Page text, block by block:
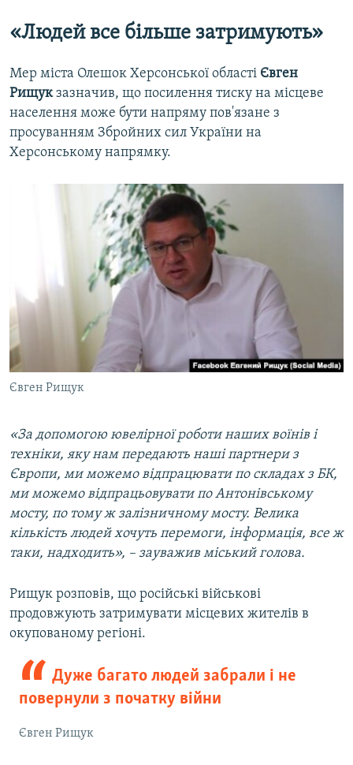
«Людей все більше затримують»
Мер міста Олешок Херсонської області Євген
Рищукзазначив, що посилення тиску на місцеве
населення може бути напряму пов'язане з
просуванням Збройних сил України на
Херсонському напрямку.
Євген Рищук
«За допомогою ювелірної роботи наших воїнів і
техніки, яку нам передають наші партнери з
Європи, ми можемо відпрацювати по складах з БК,
ми можемо відпрацьовувати по Антонівському
мосту, по тому ж залізничному мосту. Велика
кількість людей хочуть перемоги, інформація, все ж
таки, надходить», – зауважив міський голова.
Рищук розповів, що російські військові
продовжують затримувати місцевих жителів в
окупованому регіоні.
Дуже багато людей забрали і не
повернули з початку війни
Євген Рищук